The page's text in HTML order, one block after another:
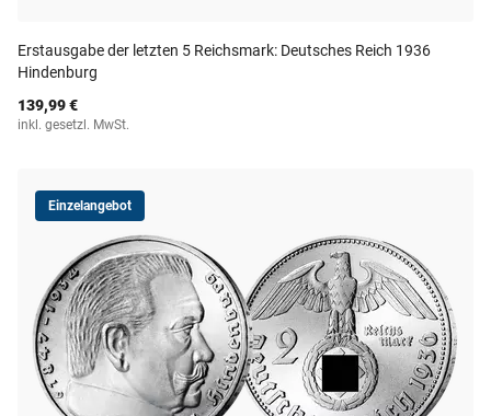
Erstausgabe der letzten 5 Reichsmark: Deutsches Reich 1936
Hindenburg
139,99 €
inkl. gesetzl. MwSt.
Einzelangebot